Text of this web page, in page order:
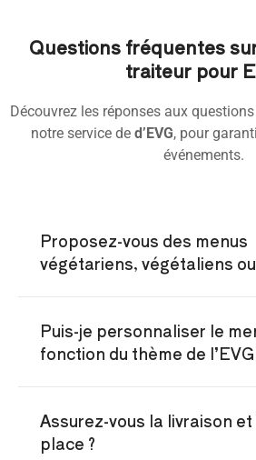
Questions fréquentes
traiteur pour
Découvrez les réponses aux
notre service de d’EVG, pour
événements.
Proposez-vous des menus
végétariens, végétaliens
Puis-je personnaliser le
fonction du thème de l’EVG
Assurez-vous la livraison
place ?